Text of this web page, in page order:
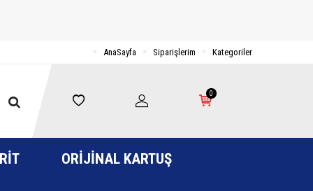
AnaSayfa Siparişlerim Kategoriler
0
ORIJINAL KARTUŞ